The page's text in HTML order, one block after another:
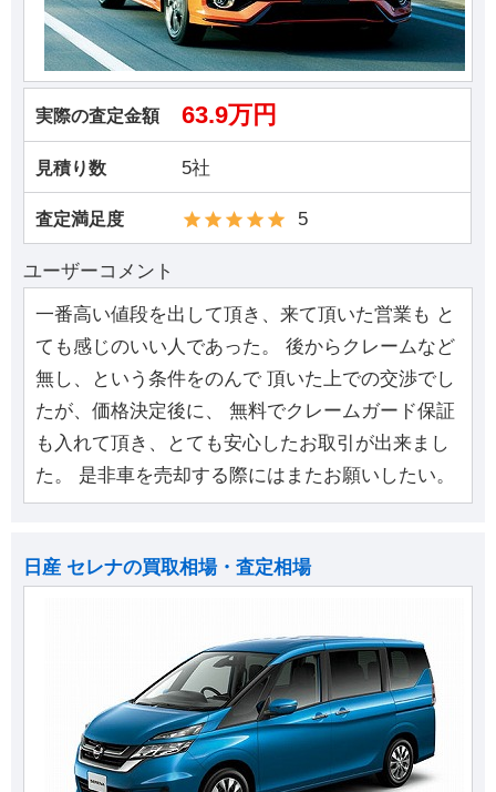
実際の査定金額 63.9万円
見積り数 5社
査定満足度 5
ユーザーコメント
一番高い値段を出して頂き、来て頂いた営業も と
ても感じのいい人であった。 後からクレームなど
無し、という条件をのんで 頂いた上での交渉でし
たが、価格決定後に、 無料でクレームガード保証
も入れて頂き、とても安心したお取引が出来まし
た。 是非車を売却する際にはまたお願いしたい。
日産 セレナの買取相場・査定相場